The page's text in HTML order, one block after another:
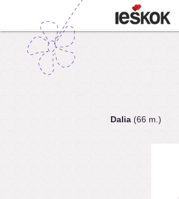
Dalia (66 m.)